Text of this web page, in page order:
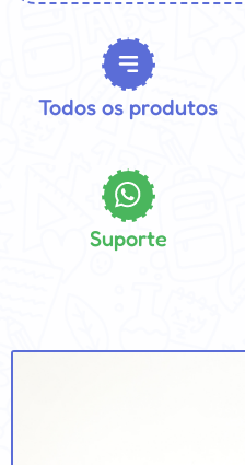
Todos os produtos
Suporte